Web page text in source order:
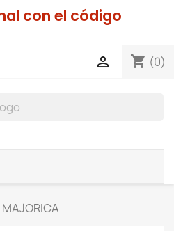
con el código
shopping_cart (0)

MAJORICA